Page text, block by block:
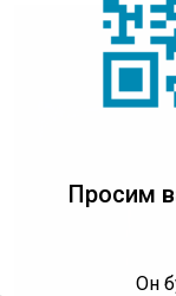
Просим
Он